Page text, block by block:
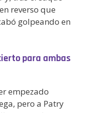
reverso que
golpeando en
para ambas
empezado
pero a Patry